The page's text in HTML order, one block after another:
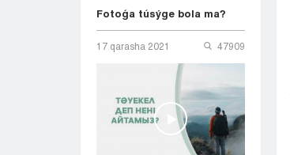
Fotoǵa túsýge bola ma?
17 qarasha 2021 47909